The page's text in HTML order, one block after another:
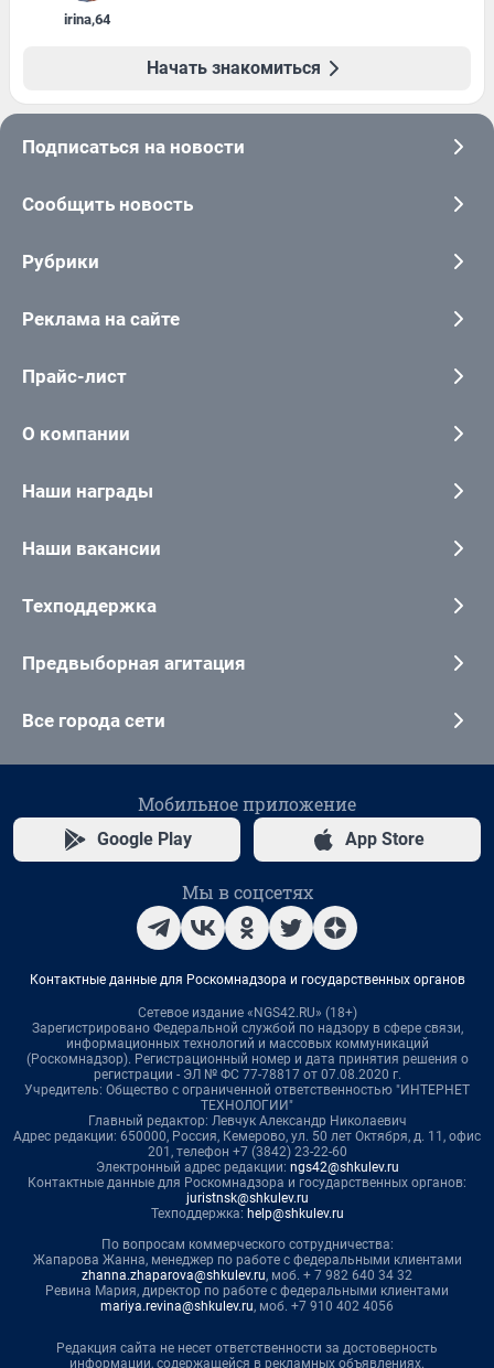
irina,64
Начать знакомиться
Подписаться на новости
Сообщить новость
Рубрики
Реклама на сайте
Прайс-лист
О компании
Наши награды
Наши вакансии
Техподдержка
Предвыборная агитация
Все города сети
Мобильное приложение
Google Play App Store
Мы в соцсетях
Контактные данные для Роскомнадзора и государственных органов
Сетевое издание «NGS42.RU» (18+)
Зарегистрировано Федеральной службой по надзору в сфере связи,
информационных технологий и массовых коммуникаций
(Роскомнадзор). Регистрационный номер и дата принятия решения о
регистрации - ЭЛ № ФС 77-78817 от 07.08.2020 г.
Учредитель: Общество с ограниченной ответственностью "ИНТЕРНЕТ
ТЕХНОЛОГИИ"
Главный редактор: Левчук Александр Николаевич
Адрес редакции: 650000, Россия, Кемерово, ул. 50 лет Октября, д. 11, офис
201, телефон +7 (3842) 23-22-60
Электронный адрес редакции: ngs42@shkulev.ru
Контактные данные для Роскомнадзора и государственных органов:
juristnsk@shkulev.ru
Техподдержка: help@shkulev.ru
По вопросам коммерческого сотрудничества:
Жапарова Жанна, менеджер по работе с федеральными клиентами
zhanna.zhaparova@shkulev.ru, моб. + 7 982 640 34 32
Ревина Мария, директор по работе с федеральными клиентами
mariya.revina@shkulev.ru, моб. +7 910 402 4056
Редакция сайта не несет ответственности за достоверность
информации, содержащейся в рекламных объявлениях.